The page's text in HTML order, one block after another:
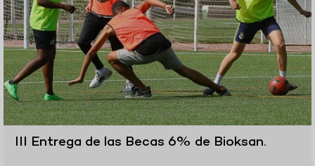
III Entrega de las Becas 6% de Bioksan.